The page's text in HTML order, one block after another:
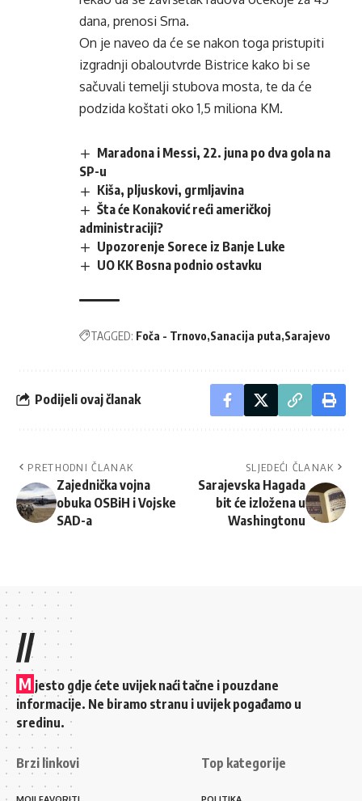
dana, prenosi Srna.
On je naveo da će se nakon toga pristupiti
izgradnji obaloutvrde Bistrice kako bi se
sačuvali temelji stubova mosta, te da će
podzida koštati oko 1,5 miliona KM.
Maradona i Messi, 22. juna po dva gola na
SP-u
Kiša, pljuskovi, grmljavina
Šta će Konaković reći američkoj
administraciji?
Upozorenje Sorece iz Banje Luke
UO KK Bosna podnio ostavku
TAGGED: Foča - Trnovo Sanacija puta Sarajevo
Podijeli ovaj članak
PRETHODNI ČLANAK
Zajednička vojna
obuka OSBiH i Vojske
SAD-a
SLJEDEĆI ČLANAK
Sarajevska Hagada
bit će izložena u
Washingtonu
//
M jesto gdje ćete uvijek naći tačne i pouzdane
informacije. Ne biramo stranu i uvijek pogađamo u
sredinu.
Brzi linkovi Top kategorije